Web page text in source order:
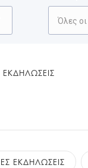
Όλες οι
ΕΚΔΗΛΩΣΕΙΣ